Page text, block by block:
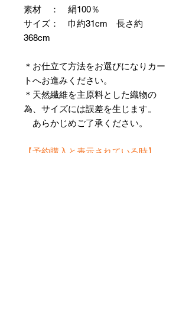
素材 ： 絹100％
サイズ： 巾約31cm 長さ約
368cm
＊お仕立て方法をお選びになりカー
トへお進みください。
＊天然繊維を主原料とした織物の
為、サイズには誤差を生じます。
あらかじめご了承ください。
【予約購入と表示されている時】